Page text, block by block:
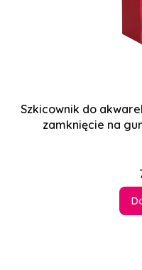
Szkicownik do
zamknięcie na